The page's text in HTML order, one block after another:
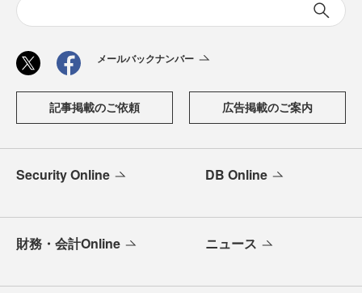
メールバックナンバー
記事掲載のご依頼 広告掲載のご案内
Security Online DB Online
財務・会計Online ニュース